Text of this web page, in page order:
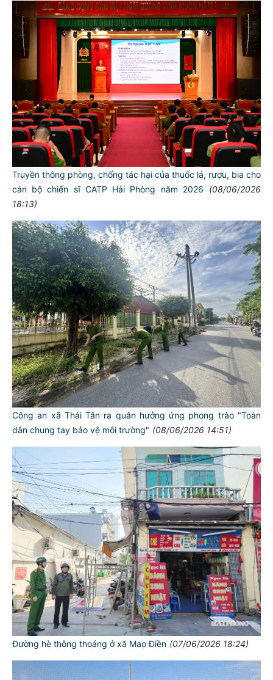
Truyền thông phòng, chống tác hại của thuốc lá, rượu, bia cho
cán bộ chiến sĩ CATP Hải Phòng năm 2026
(08/06/2026
18:13)
Công an xã Thái Tân ra quân hưởng ứng phong trào "Toàn
dân chung tay bảo vệ môi trường" (08/06/2026 14:51)
Đường hè thông thoáng ở xã Mao Điền (07/06/2026 18:24)